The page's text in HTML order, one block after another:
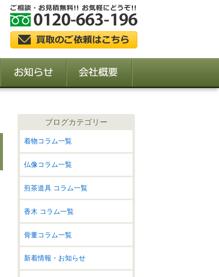
ブログカテゴリー
着物コラム一覧
仏像コラム一覧
煎茶道具 コラム一覧
香木 コラム一覧
骨董コラム一覧
新着情報・お知らせ